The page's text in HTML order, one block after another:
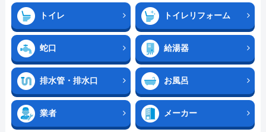
トイレ トイレリフォーム
蛇口 給湯器
排水管・排水口 お風呂
業者 メーカー